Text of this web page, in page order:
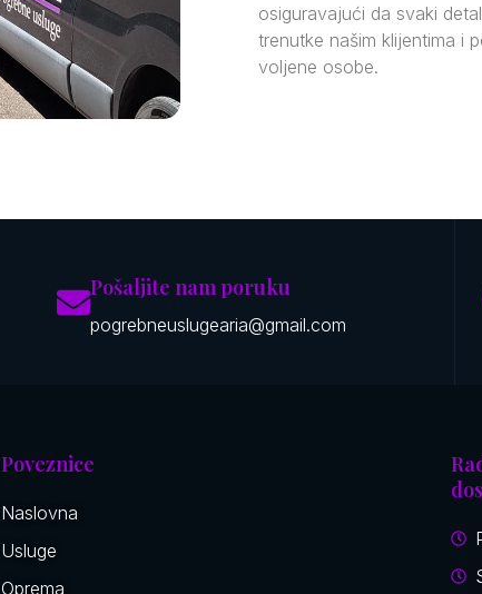
osiguravajući da svaki
trenutke našim klijentima i
voljene osobe.
Pošaljite nam poruku
pogrebneuslugearia@gmail.com
Poveznice
Naslovna
Usluge
Oprema